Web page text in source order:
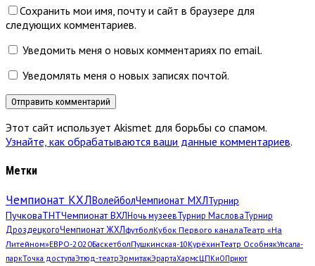
Сохранить мои имя, почту и сайт в браузере для
следующих комментариев.
Уведомить меня о новых комментариях по email.
Уведомлять меня о новых записях почтой.
Этот сайт использует Akismet для борьбы со спамом.
Узнайте, как обрабатываются ваши данные комментариев.
Метки
Чемпионат КХЛВолейболЧемпионат МХЛТурнир
ПучковаТНТЧемпионат ВХЛНочь музеевТурнир МасловаТурнир
ДроздецкогоЧемпионат ЖХЛфутболКубок Первого каналаТеатр «На
Литейном»ЕВРО-2020БаскетболПушкинская-10КурёхинТеатр ОсобнякУпсала-
паркТочка доступаЭтюд-театрЭрмитажЭрартаХармсЦПКиОПриют